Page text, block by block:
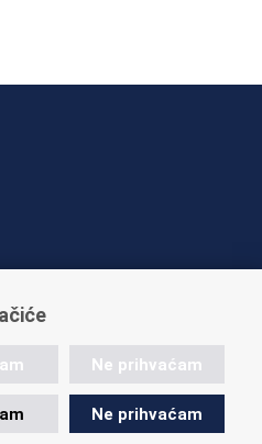
u Impressum
Ne prihvaćam
Ne prihvaćam